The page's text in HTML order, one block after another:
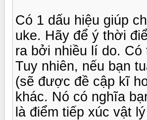
Có 1 dấu hiệu giúp
uke. Hãy để ý thời
ra bởi nhiều lí do. Có
Tuy nhiên, nếu bạn
(sẽ được đề cập kĩ
khác. Nó có nghĩa
là điểm tiếp xúc vật